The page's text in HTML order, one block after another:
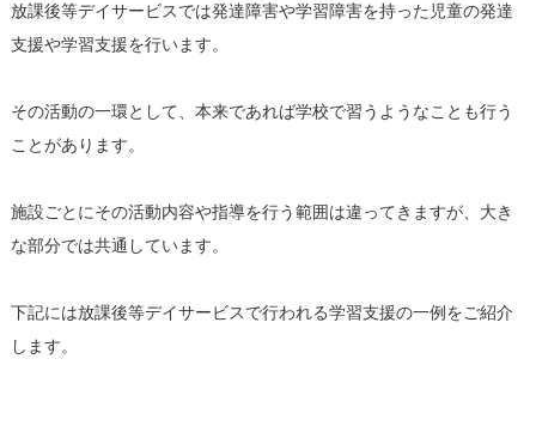
放課後等デイサービスでは発達障害や学習障害を持った児童の発達
支援や学習支援を行います。
その活動の一環として、本来であれば学校で習うようなことも行う
ことがあります。
施設ごとにその活動内容や指導を行う範囲は違ってきますが、大き
な部分では共通しています。
下記には放課後等デイサービスで行われる学習支援の一例をご紹介
します。